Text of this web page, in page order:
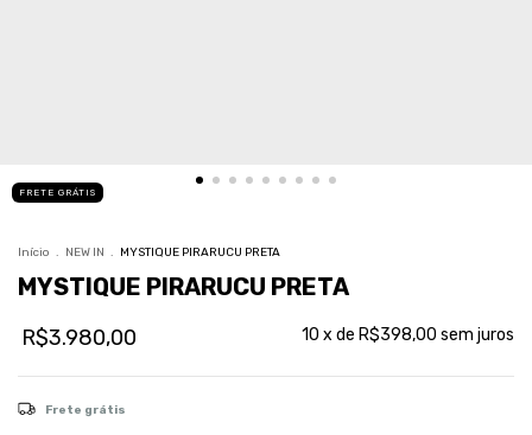
FRETE GRÁTIS
Início . NEW IN . MYSTIQUE PIRARUCU PRETA
MYSTIQUE PIRARUCU PRETA
R$3.980,00 10 x de R$398,00 sem juros
Frete grátis